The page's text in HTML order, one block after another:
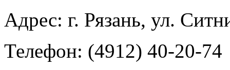
Адрес: г. Рязань, ул.
Телефон: (4912) 40-20-74